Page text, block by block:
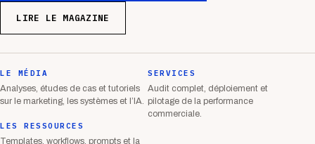
LIRE LE MAGAZINE
LE MÉDIA
Analyses, études de cas et tutoriels
sur le marketing, les systèmes et l’IA.
SERVICES
Audit complet, déploiement et
pilotage de la performance
commerciale.
LES RESSOURCES
Templates, workflows, prompts et la